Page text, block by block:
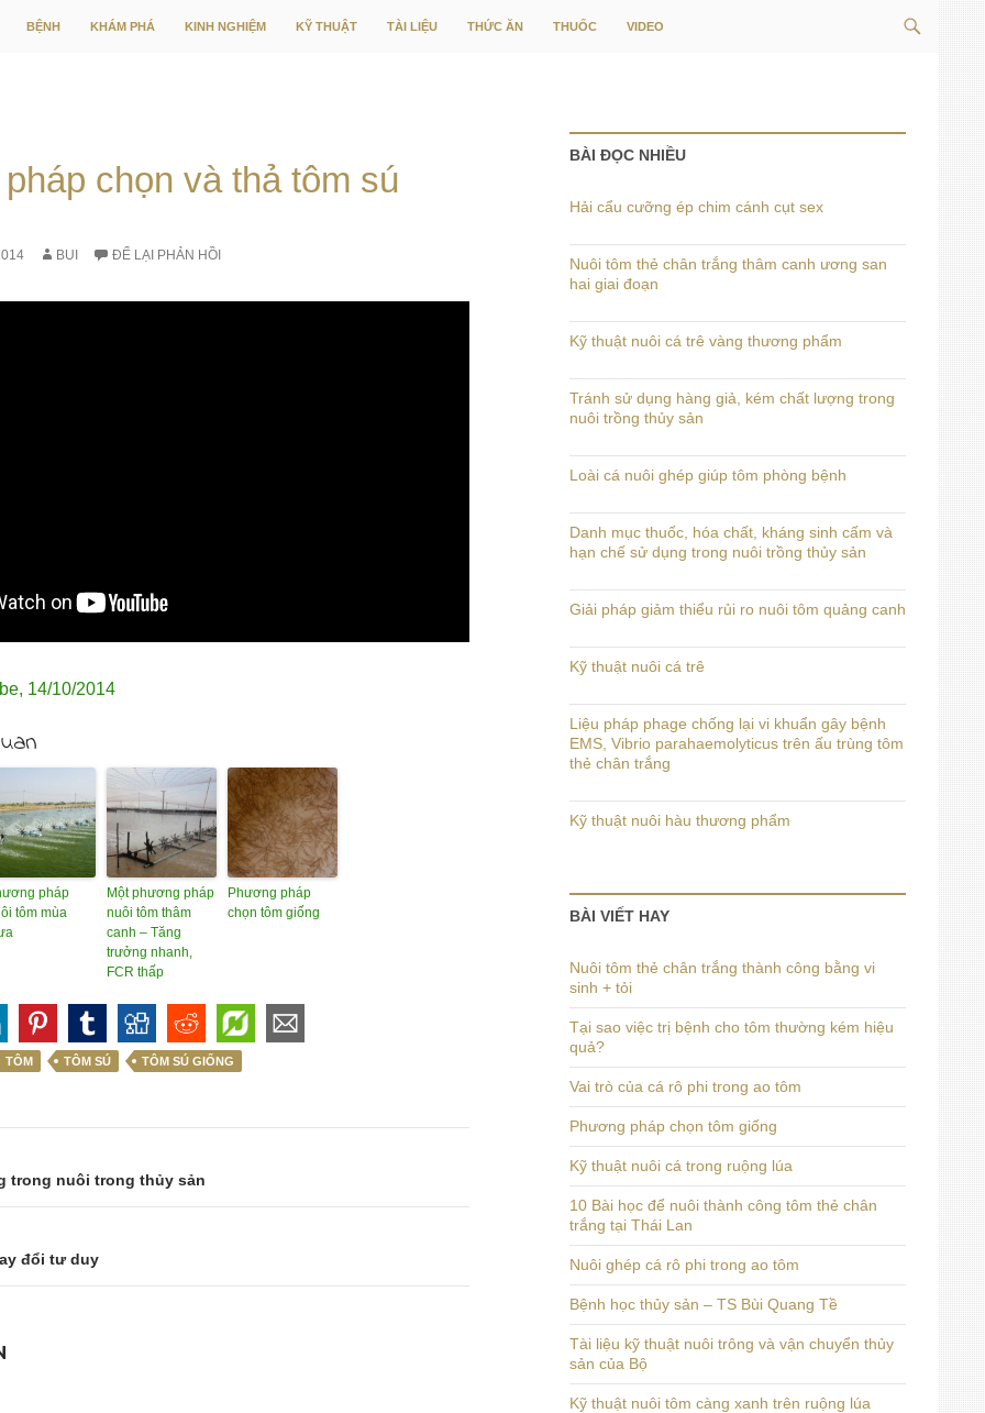
kiếm
BỆNH KHÁM PHÁ KINH NGHIỆM KỸ THUẬT TÀI LIỆU THỨC ĂN THUỐC VIDEO
chọn và thả tôm sú
BUI ĐỂ LẠI PHẢN HỒI
, 14/10/2014
pháp
tôm mùa
Một phương pháp
nuôi tôm thâm
canh – Tăng
trưởng nhanh,
FCR thấp
Phương pháp
chọn tôm giống
TÔM TÔM SÚ TÔM SÚ GIỐNG
trong nuôi trong thủy sản
đổi tư duy
BÀI ĐỌC NHIỀU
Hải cẩu cưỡng ép chim cánh cụt sex
Nuôi tôm thẻ chân trắng thâm canh ương san
hai giai đoạn
Kỹ thuật nuôi cá trê vàng thương phẩm
Tránh sử dụng hàng giả, kém chất lượng trong
nuôi trồng thủy sản
Loài cá nuôi ghép giúp tôm phòng bệnh
Danh mục thuốc, hóa chất, kháng sinh cấm và
hạn chế sử dụng trong nuôi trồng thủy sản
Giải pháp giảm thiểu rủi ro nuôi tôm quảng canh
Kỹ thuật nuôi cá trê
Liệu pháp phage chống lại vi khuẩn gây bệnh
EMS, Vibrio parahaemolyticus trên ấu trùng tôm
thẻ chân trắng
Kỹ thuật nuôi hàu thương phẩm
BÀI VIẾT HAY
Nuôi tôm thẻ chân trắng thành công bằng vi
sinh + tỏi
Tại sao việc trị bệnh cho tôm thường kém hiệu
quả?
Vai trò của cá rô phi trong ao tôm
Phương pháp chọn tôm giống
Kỹ thuật nuôi cá trong ruộng lúa
10 Bài học để nuôi thành công tôm thẻ chân
trắng tại Thái Lan
Nuôi ghép cá rô phi trong ao tôm
Bệnh học thủy sản – TS Bùi Quang Tề
Tài liệu kỹ thuật nuôi trông và vận chuyển thủy
sản của Bộ
Kỹ thuật nuôi tôm càng xanh trên ruộng lúa